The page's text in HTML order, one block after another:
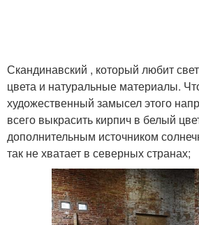
Скандинавский , который любит
цвета и натуральные материалы.
художественный замысел этого
всего выкрасить кирпич в белый
дополнительным источником
так не хватает в северных странах;